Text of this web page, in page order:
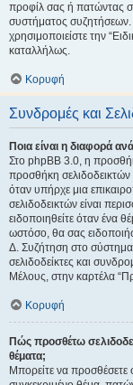
προφίλ σας ή πατώντας
συστήματος συζητήσεων.
χρησιμοποιείστε την
καταλλήλως.
Κορυφή
Συνδρομές και
Ποια είναι η διαφορά
Στο phpBB 3.0, η
προσθήκη
όταν υπήρχε μια
σελιδοδεικτών είναι
ειδοποιηθείτε όταν ένα
ωστόσο, θα σας
Δ. Συζήτηση στο σύστημα
σελιδοδείκτες και
Μέλους, στην καρτέλα
Κορυφή
Πώς προσθέτω
θέματα;
Μπορείτε να προσθέσετε